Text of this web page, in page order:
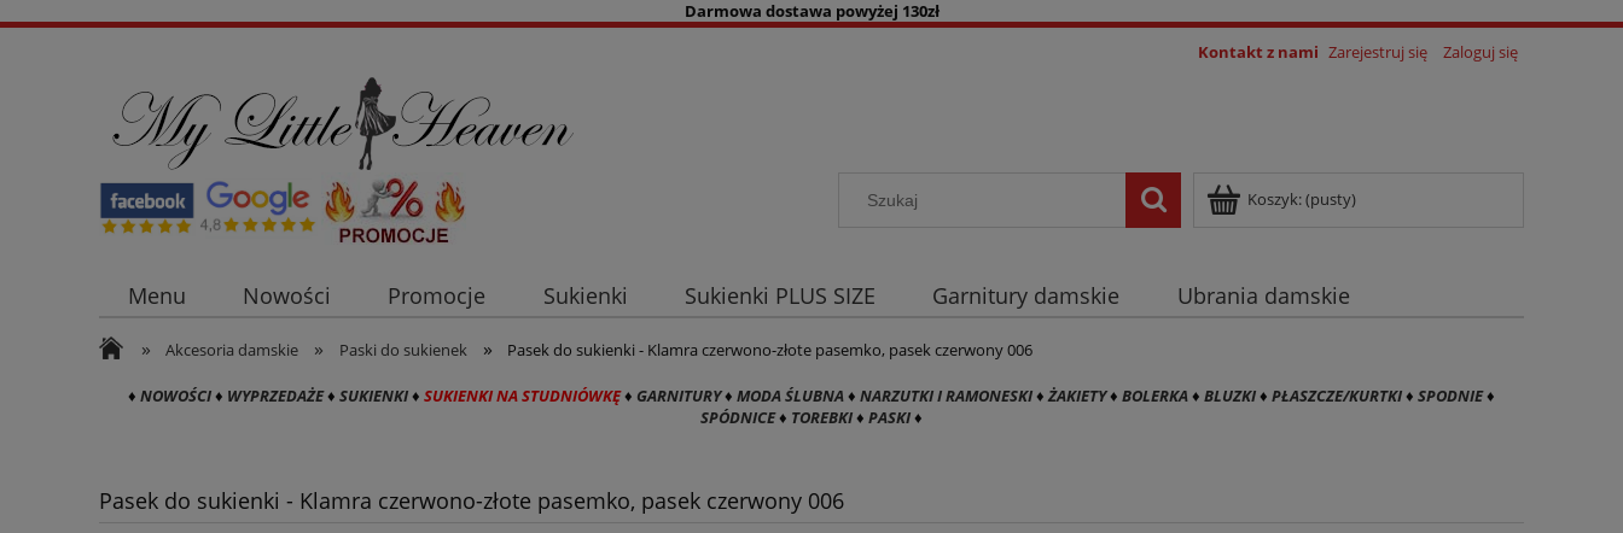
Darmowa dostawa powyżej 130zł
Kontakt z nami Zarejestruj się Zaloguj się
Koszyk:(pusty)
Menu Nowości Promocje Sukienki Sukienki PLUS SIZE Garnitury damskie
Ubrania damskie
Płaszcze i kurtki damskie
Sukienki na co dzień Akcesoria damskie Kolory
» Akcesoria damskie » Paski do sukienek » Pasek do sukienki - Klamra czerwono-złote pasemko, pasek czerwony 006
♦ NOWOŚCI♦ WYPRZEDAŻE♦ SUKIENKI♦ SUKIENKI NA STUDNIÓWKĘ♦ GARNITURY♦ MODA ŚLUBNA♦ NARZUTKI I RAMONESKI♦ŻAKIETY♦ BOLERKA♦ BLUZKI♦ PŁASZCZE/KURTKI♦ SPODNIE♦
SPÓDNICE♦ TOREBKI♦ PASKI♦
Pasek do sukienki - Klamra czerwono-złote pasemko, pasek czerwony 006